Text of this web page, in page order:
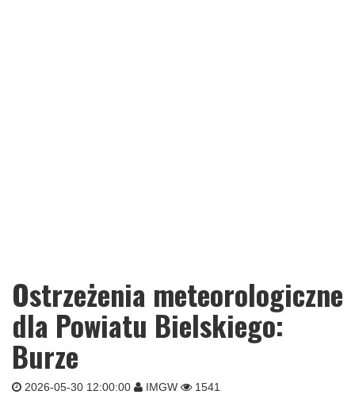
Ostrzeżenia meteorologiczne
dla Powiatu Bielskiego:
Burze
2026-05-30 12:00:00 IMGW 1541